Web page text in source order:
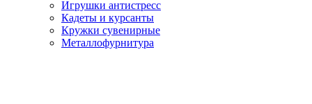
Игрушки антистресс
Кадеты и курсанты
Кружки сувенирные
Металлофурнитура